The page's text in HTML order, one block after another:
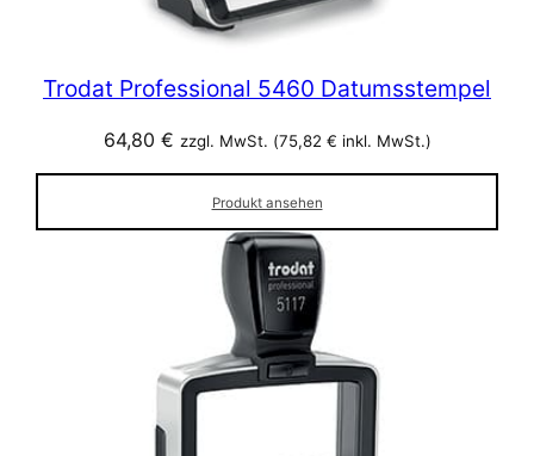
Trodat Professional 5460 Datumsstempel
64,80 € zzgl. MwSt. (75,82 € inkl. MwSt.)
Produkt ansehen